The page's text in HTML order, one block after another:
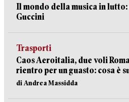
Il mondo della musica in lutto:
Guccini
Trasporti
Caos Aeroitalia, due voli
rientro per un guasto: cosa è
di Andrea Massidda